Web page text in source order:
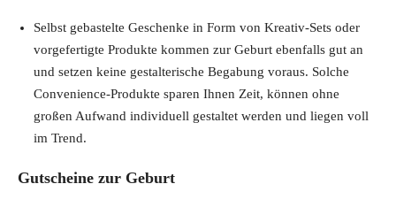
Selbst gebastelte Geschenke in Form von Kreativ-Sets oder
vorgefertigte Produkte kommen zur Geburt ebenfalls gut an
und setzen keine gestalterische Begabung voraus. Solche
Convenience-Produkte sparen Ihnen Zeit, können ohne
großen Aufwand individuell gestaltet werden und liegen voll
im Trend.
Gutscheine zur Geburt